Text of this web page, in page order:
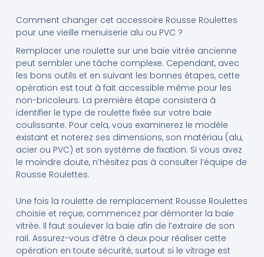
Comment changer cet accessoire Rousse Roulettes
pour une vieille menuiserie alu ou PVC ?
Remplacer une roulette sur une baie vitrée ancienne
peut sembler une tâche complexe. Cependant, avec
les bons outils et en suivant les bonnes étapes, cette
opération est tout à fait accessible même pour les
non-bricoleurs. La première étape consistera à
identifier le type de roulette fixée sur votre baie
coulissante. Pour cela, vous examinerez le modèle
existant et noterez ses dimensions, son matériau (alu,
acier ou PVC) et son système de fixation. Si vous avez
le moindre doute, n’hésitez pas à consulter l’équipe de
Rousse Roulettes.
Une fois la roulette de remplacement Rousse Roulettes
choisie et reçue, commencez par démonter la baie
vitrée. Il faut soulever la baie afin de l’extraire de son
rail. Assurez-vous d’être à deux pour réaliser cette
opération en toute sécurité, surtout si le vitrage est